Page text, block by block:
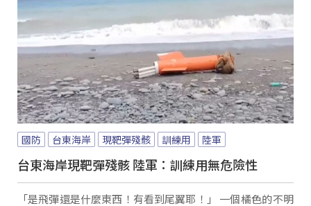
國防 台東海岸 現靶彈殘骸 訓練用 陸軍
台東海岸現靶彈殘骸 陸軍：訓練用無危險性
「是飛彈還是什麼東西！有看到尾翼耶！」 一個橘色的不明